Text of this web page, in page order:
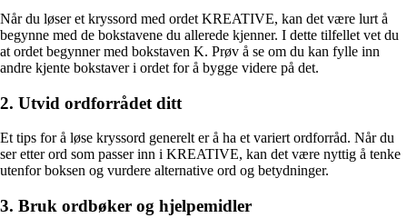
Når du løser et kryssord med ordet KREATIVE, kan det være lurt å
begynne med de bokstavene du allerede kjenner. I dette tilfellet vet du
at ordet begynner med bokstaven K. Prøv å se om du kan fylle inn
andre kjente bokstaver i ordet for å bygge videre på det.
2. Utvid ordforrådet ditt
Et tips for å løse kryssord generelt er å ha et variert ordforråd. Når du
ser etter ord som passer inn i KREATIVE, kan det være nyttig å tenke
utenfor boksen og vurdere alternative ord og betydninger.
3. Bruk ordbøker og hjelpemidler